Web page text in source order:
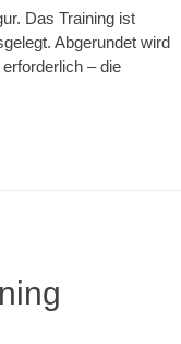
Das Training ist
Abgerundet wird
– die